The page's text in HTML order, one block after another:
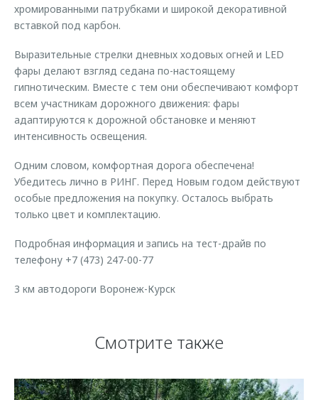
хромированными патрубками и широкой декоративной
вставкой под карбон.
Выразительные стрелки дневных ходовых огней и LED
фары делают взгляд седана по-настоящему
гипнотическим. Вместе с тем они обеспечивают комфорт
всем участникам дорожного движения: фары
адаптируются к дорожной обстановке и меняют
интенсивность освещения.
Одним словом, комфортная дорога обеспечена!
Убедитесь лично в РИНГ. Перед Новым годом действуют
особые предложения на покупку. Осталось выбрать
только цвет и комплектацию.
Подробная информация и запись на тест-драйв по
телефону +7 (473) 247-00-77
3 км автодороги Воронеж-Курск
Смотрите также